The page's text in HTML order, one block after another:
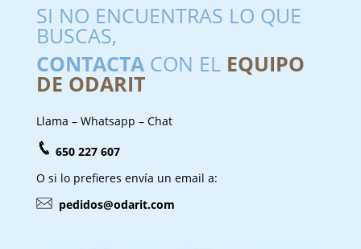
SI NO ENCUENTRAS LO QUE
BUSCAS,
CONTACTACON EL EQUIPO
DE ODARIT
Llama – Whatsapp – Chat
650 227 607
O si lo prefieres envía un email a:
pedidos@odarit.com